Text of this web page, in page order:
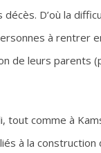
décès. D’où la
à rentrer
de leurs parents
tout comme à
à la construction